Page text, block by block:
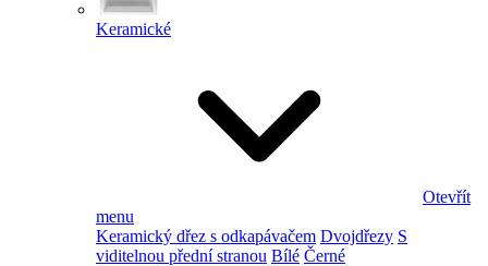
Keramické
Otevřít
menu
Keramický dřez s odkapávačem Dvojdřezy S
viditelnou přední stranou Bílé Černé